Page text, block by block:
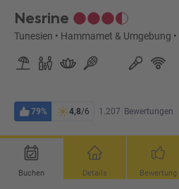
Nesrine
Tunesien • Hammamet & Umgebung •
79% 4,8/6 1.207 Bewertungen
Buchen Details Bewertung